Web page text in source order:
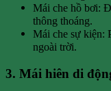
Mái che hồ bơi:
thông thoáng.
Mái che sự kiện:
ngoài trời.
3. Mái hiên di